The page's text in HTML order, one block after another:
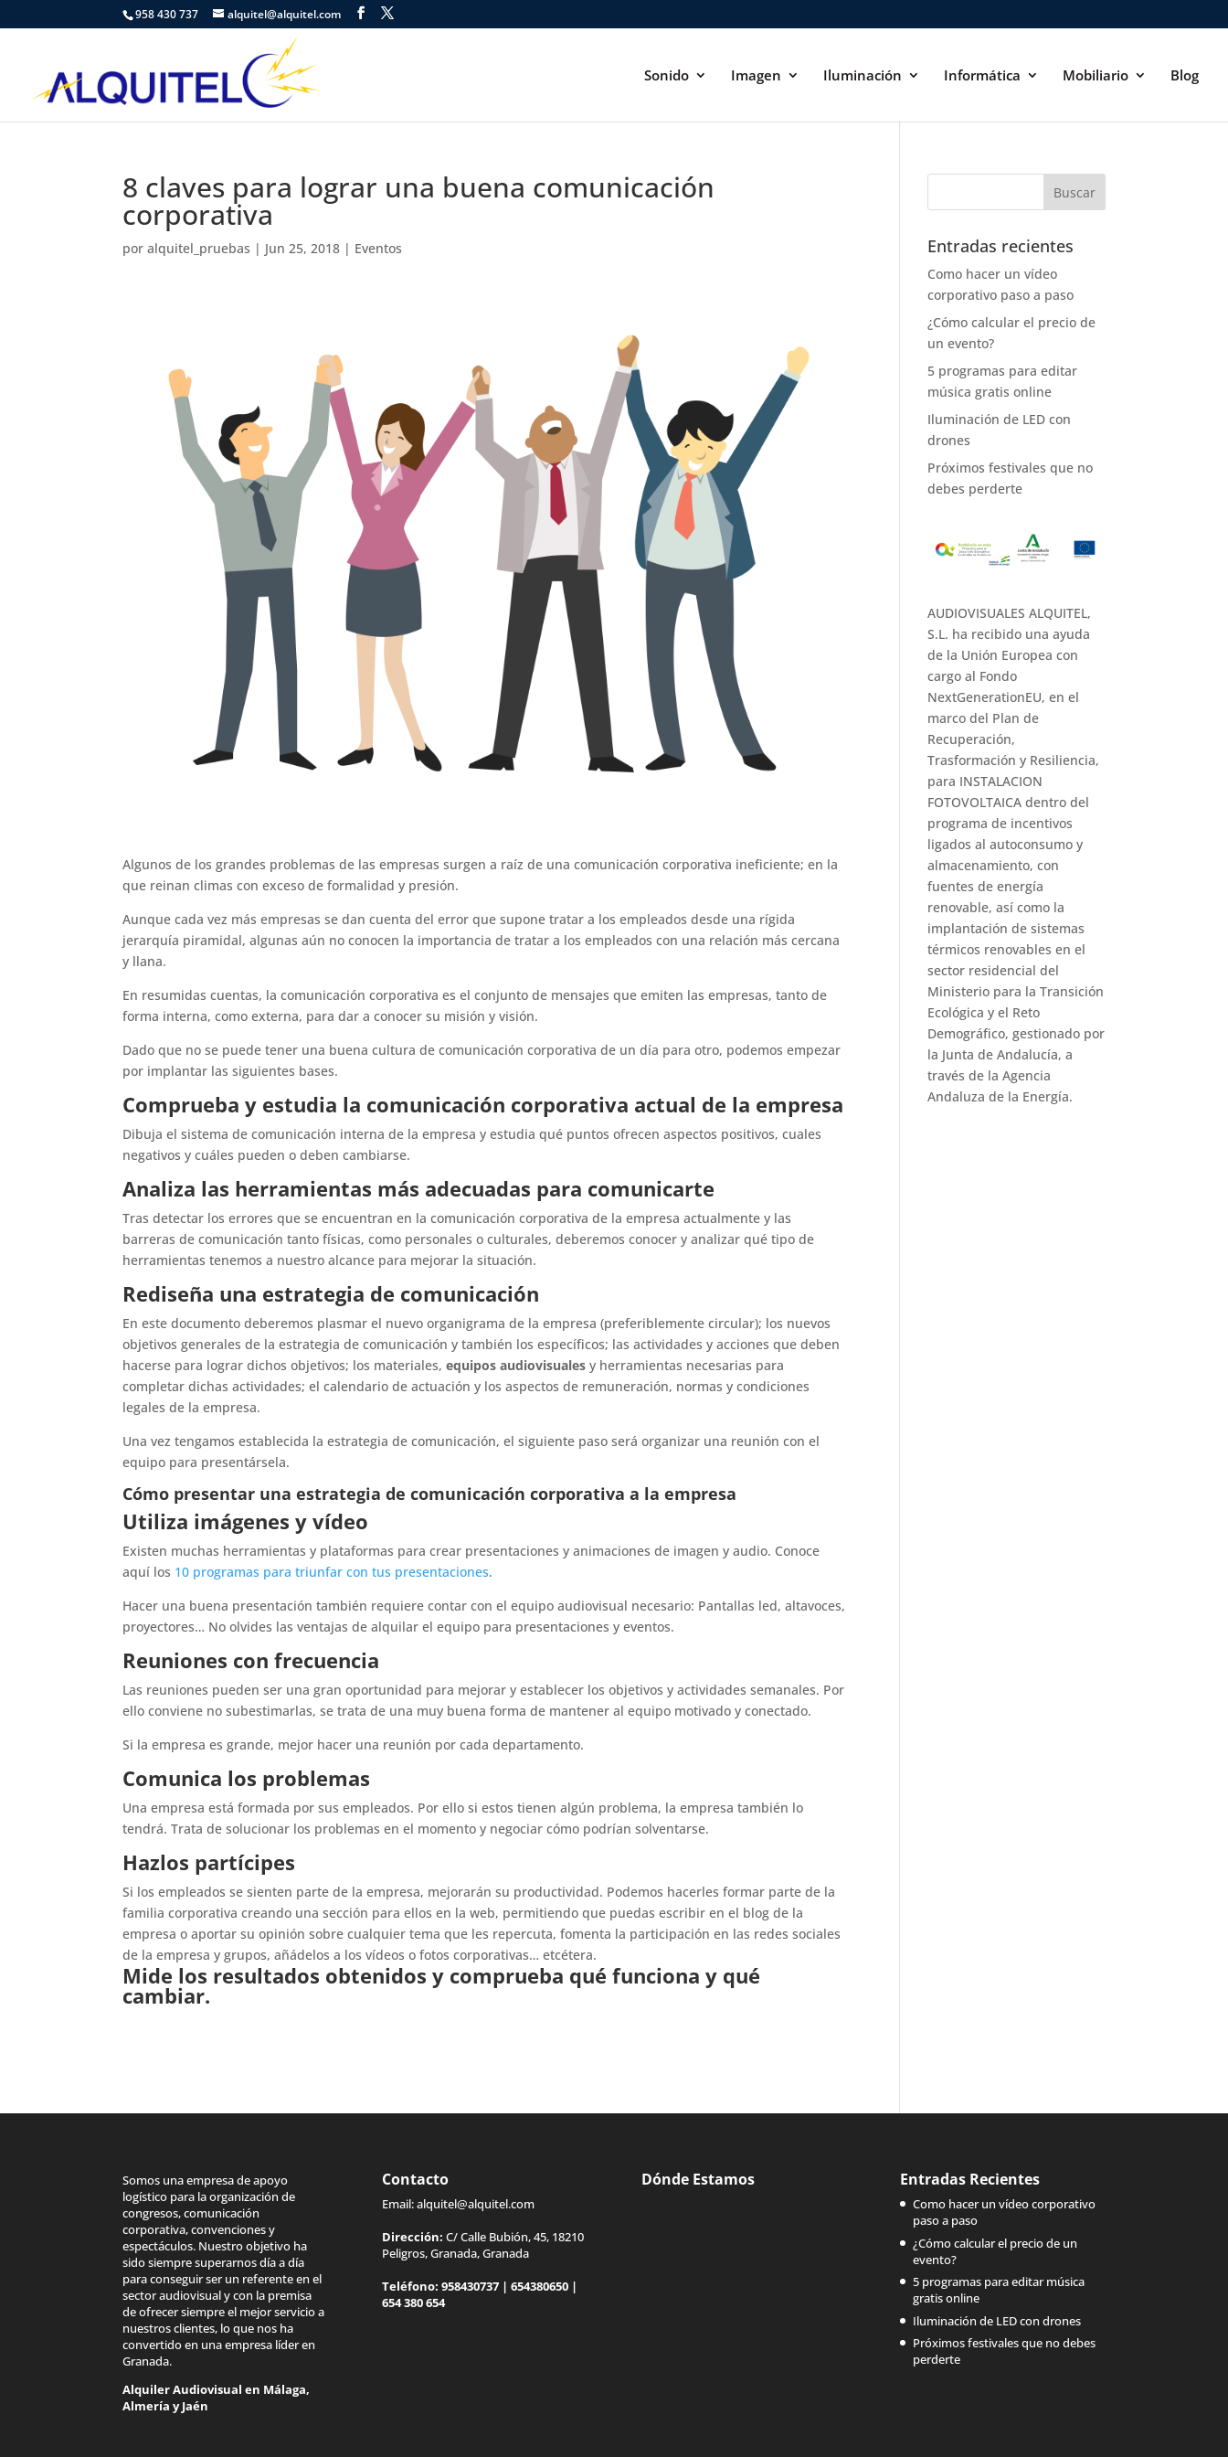
958 430 737 alquitel@alquitel.com
Sonido Imagen Iluminación Informática Mobiliario Blog
8 claves para lograr una buena comunicación
corporativa
poralquitel_pruebas | Jun 25, 2018 | Eventos
Algunos de los grandes problemas de las empresas surgen a raíz de una comunicación corporativa ineficiente; en la
que reinan climas con exceso de formalidad y presión.
Aunque cada vez más empresas se dan cuenta del error que supone tratar a los empleados desde una rígida
jerarquía piramidal, algunas aún no conocen la importancia de tratar a los empleados con una relación más cercana
y llana.
En resumidas cuentas, la comunicación corporativa es el conjunto de mensajes que emiten las empresas, tanto de
forma interna, como externa, para dar a conocer su misión y visión.
Dado que no se puede tener una buena cultura de comunicación corporativa de un día para otro, podemos empezar
por implantar las siguientes bases.
Comprueba y estudia la comunicación corporativa actual de la empresa
Dibuja el sistema de comunicación interna de la empresa y estudia qué puntos ofrecen aspectos positivos, cuales
negativos y cuáles pueden o deben cambiarse.
Analiza las herramientas más adecuadas para comunicarte
Tras detectar los errores que se encuentran en la comunicación corporativa de la empresa actualmente y las
barreras de comunicación tanto físicas, como personales o culturales, deberemos conocer y analizar qué tipo de
herramientas tenemos a nuestro alcance para mejorar la situación.
Rediseña una estrategia de comunicación
En este documento deberemos plasmar el nuevo organigrama de la empresa (preferiblemente circular); los nuevos
objetivos generales de la estrategia de comunicación y también los específicos; las actividades y acciones que deben
hacerse para lograr dichos objetivos; los materiales,equipos audiovisuales y herramientas necesarias para
completar dichas actividades; el calendario de actuación y los aspectos de remuneración, normas y condiciones
legales de la empresa.
Una vez tengamos establecida la estrategia de comunicación, el siguiente paso será organizar una reunión con el
equipo para presentársela.
Cómo presentar una estrategia de comunicación corporativa a la empresa
Utiliza imágenes y vídeo
Existen muchas herramientas y plataformas para crear presentaciones y animaciones de imagen y audio. Conoce
aquí los 10 programas para triunfar con tus presentaciones.
Hacer una buena presentación también requiere contar con el equipo audiovisual necesario: Pantallas led, altavoces,
proyectores… No olvides las ventajas de alquilar el equipo para presentaciones y eventos.
Reuniones con frecuencia
Las reuniones pueden ser una gran oportunidad para mejorar y establecer los objetivos y actividades semanales. Por
ello conviene no subestimarlas, se trata de una muy buena forma de mantener al equipo motivado y conectado.
Si la empresa es grande, mejor hacer una reunión por cada departamento.
Comunica los problemas
Una empresa está formada por sus empleados. Por ello si estos tienen algún problema, la empresa también lo
tendrá. Trata de solucionar los problemas en el momento y negociar cómo podrían solventarse.
Hazlos partícipes
Si los empleados se sienten parte de la empresa, mejorarán su productividad. Podemos hacerles formar parte de la
familia corporativa creando una sección para ellos en la web, permitiendo que puedas escribir en el blog de la
empresa o aportar su opinión sobre cualquier tema que les repercuta, fomenta la participación en las redes sociales
de la empresa y grupos, añádelos a los vídeos o fotos corporativas… etcétera.
Mide los resultados obtenidos y comprueba qué funciona y qué
cambiar.
Entradas recientes
Como hacer un vídeo
corporativo paso a paso
¿Cómo calcular el precio de
un evento?
5 programas para editar
música gratis online
Iluminación de LED con
drones
Próximos festivales que no
debes perderte
AUDIOVISUALES ALQUITEL,
S.L. ha recibido una ayuda
de la Unión Europea con
cargo al Fondo
NextGenerationEU, en el
marco del Plan de
Recuperación,
Trasformación y Resiliencia,
para INSTALACION
FOTOVOLTAICA dentro del
programa de incentivos
ligados al autoconsumo y
almacenamiento, con
fuentes de energía
renovable, así como la
implantación de sistemas
térmicos renovables en el
sector residencial del
Ministerio para la Transición
Ecológica y el Reto
Demográfico, gestionado por
la Junta de Andalucía, a
través de la Agencia
Andaluza de la Energía.
Somos una empresa de apoyo
logístico para la organización de
congresos, comunicación
corporativa, convenciones y
espectáculos. Nuestro objetivo ha
sido siempre superarnos día a día
para conseguir ser un referente en el
sector audiovisual y con la premisa
de ofrecer siempre el mejor servicio a
nuestros clientes, lo que nos ha
convertido en una empresa líder en
Granada.
Alquiler Audiovisual en Málaga,
Almería yJaén
Contacto
Email:alquitel@alquitel.com
Dirección: C/ Calle Bubión, 45, 18210
Peligros, Granada, Granada
Teléfono: 958430737| 654380650|
654 380 654
Dónde Estamos Entradas Recientes
Como hacer un vídeo corporativo
paso a paso
¿Cómo calcular el precio de un
evento?
5 programas para editar música
gratis online
Iluminación de LED con drones
Próximos festivales que no debes
perderte